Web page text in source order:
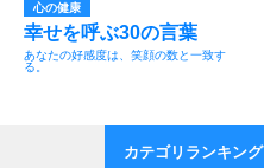
心の健康
幸せを呼ぶ30の言葉
あなたの好感度は、笑顔の数と一致す
る。
カテゴリランキング